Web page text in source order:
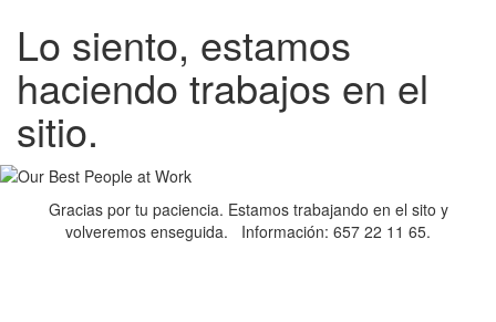
Lo siento, estamos
haciendo trabajos en el
sitio.
Gracias por tu paciencia. Estamos trabajando en el sito y
volveremos enseguida. Información: 657 22 11 65.